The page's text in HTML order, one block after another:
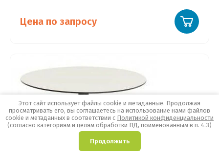
Цена по запросу
Этот сайт использует файлы cookie и метаданные. Продолжая
просматривать его, вы соглашаетесь на использование нами файлов
cookie и метаданных в соответствии с Политикой конфиденциальности
(согласно категориям и целям обработки ПД, поименованным в п. 4.3)
Продолжить
Каталог